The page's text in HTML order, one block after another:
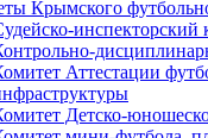
Крымского
инспекторский
Аттестации
Детско-